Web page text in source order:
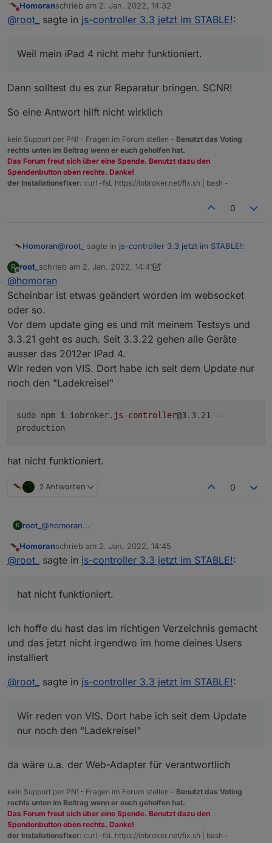
Nicht stören
Homoranschrieb am 2. Jan. 2022, 14:32
zuletzt editiert von
@root_ sagte in js-controller 3.3 jetzt im STABLE!:
Weil mein iPad 4 nicht mehr funktioniert.
Dann solltest du es zur Reparatur bringen. SCNR!
So eine Antwort hilft nicht wirklich
kein Support per PN! - Fragen im Forum stellen - Benutzt das Voting
rechts unten im Beitrag wenn er euch geholfen hat.
Das Forum freut sich über eine Spende. Benutzt dazu den
Spendenbutton oben rechts. Danke!
der Installationsfixer: curl -fsL https://iobroker.net/fix.sh | bash -
0
Homoran@root_ sagte in js-controller 3.3 jetzt im STABLE!:
So eine Antwort hilft nicht wirklich
R
Offline
root_ schrieb am 2. Jan. 2022, 14:41
zuletzt editiert von root_ 1. Feb. 2022, 15:43
@homoran
Scheinbar ist etwas geändert worden im websocket
oder so.
Vor dem update ging es und mit meinem Testsys und
3.3.21 geht es auch. Seit 3.3.22 gehen alle Geräte
ausser das 2012er IPad 4.
Wir reden von VIS. Dort habe ich seit dem Update nur
noch den "Ladekreisel"
sudo npm i iobroker.js-controller@3.3.21 --
production
hat nicht funktioniert.
2 Antworten 0
R root_ @homoran
so.
Vor dem update ging es und mit meinem Testsys und
Wir reden von VIS. Dort habe ich seit dem Update nur
Nicht stören
Homoranschrieb am 2. Jan. 2022, 14:45
zuletzt editiert von
@root_ sagte in js-controller 3.3 jetzt im STABLE!:
hat nicht funktioniert.
ich hoffe du hast das im richtigen Verzeichnis gemacht
und das jetzt nicht irgendwo im home deines Users
installiert
@root_ sagte in js-controller 3.3 jetzt im STABLE!:
Wir reden von VIS. Dort habe ich seit dem Update
nur noch den "Ladekreisel"
da wäre u.a. der Web-Adapter für verantwortlich
kein Support per PN! - Fragen im Forum stellen - Benutzt das Voting
rechts unten im Beitrag wenn er euch geholfen hat.
Das Forum freut sich über eine Spende. Benutzt dazu den
Spendenbutton oben rechts. Danke!
der Installationsfixer: curl -fsL https://iobroker.net/fix.sh | bash -